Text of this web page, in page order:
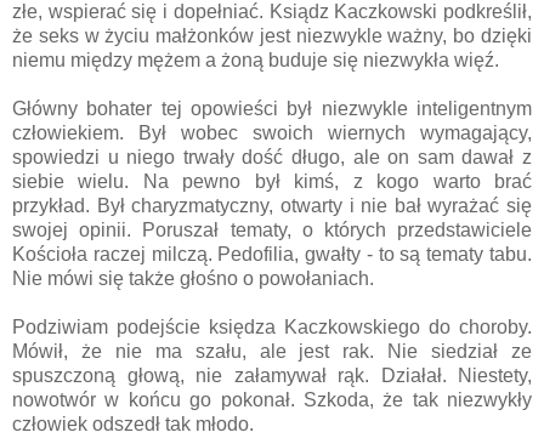
złe, wspierać się i dopełniać. Ksiądz Kaczkowski podkreślił,
że seks w życiu małżonków jest niezwykle ważny, bo dzięki
niemu między mężem a żoną buduje się niezwykła więź.
Główny bohater tej opowieści był niezwykle inteligentnym
człowiekiem. Był wobec swoich wiernych wymagający,
spowiedzi u niego trwały dość długo, ale on sam dawał z
siebie wielu. Na pewno był kimś, z kogo warto brać
przykład. Był charyzmatyczny, otwarty i nie bał wyrażać się
swojej opinii. Poruszał tematy, o których przedstawiciele
Kościoła raczej milczą. Pedofilia, gwałty - to są tematy tabu.
Nie mówi się także głośno o powołaniach.
Podziwiam podejście księdza Kaczkowskiego do choroby.
Mówił, że nie ma szału, ale jest rak. Nie siedział ze
spuszczoną głową, nie załamywał rąk. Działał. Niestety,
nowotwór w końcu go pokonał. Szkoda, że tak niezwykły
człowiek odszedł tak młodo.